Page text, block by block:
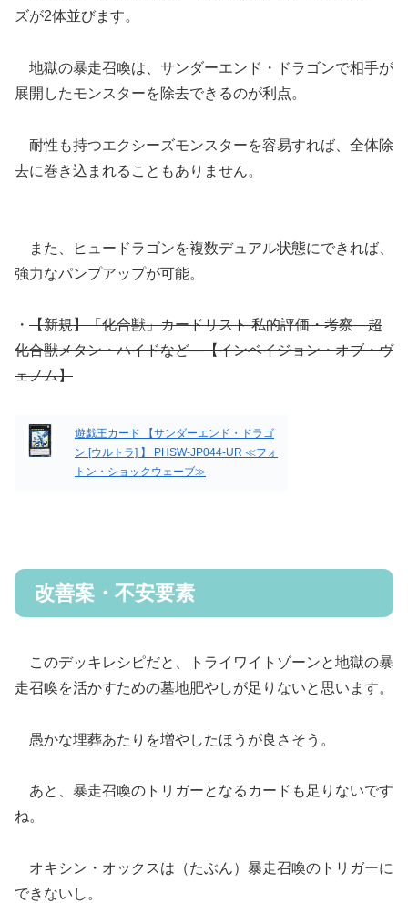
ズが2体並びます。
地獄の暴走召喚は、サンダーエンド・ドラゴンで相手が
展開したモンスターを除去できるのが利点。
耐性も持つエクシーズモンスターを容易すれば、全体除
去に巻き込まれることもありません。
また、ヒュードラゴンを複数デュアル状態にできれば、
強力なパンプアップが可能。
・ 【新規】「化合獣」カードリスト 私的評価・考察―超
化合獣メタン・ハイドなど―【インベイジョン・オブ・ヴ
ェノム】
遊戯王カード 【サンダーエンド・ドラゴ
ン [ウルトラ] 】 PHSW-JP044-UR ≪フォ
トン・ショックウェーブ≫
改善案・不安要素
このデッキレシピだと、トライワイトゾーンと地獄の暴
走召喚を活かすための墓地肥やしが足りないと思います。
愚かな埋葬あたりを増やしたほうが良さそう。
あと、暴走召喚のトリガーとなるカードも足りないです
ね。
オキシン・オックスは（たぶん）暴走召喚のトリガーに
できないし。